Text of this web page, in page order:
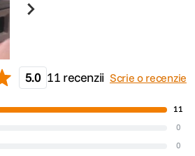
5.0 11 recenzii Scrie o recenzie
11
0
0